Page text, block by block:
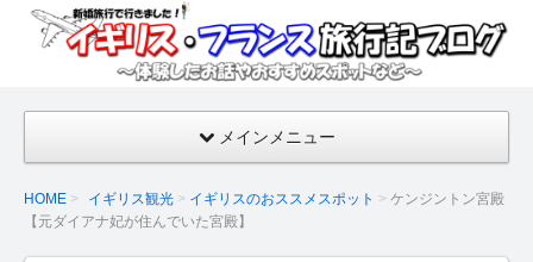
イギ
ンス
旅行
記ブ
メインメニュー
HOME イギリス観光 イギリスのおススメスポット
ケンジントン宮殿
【元ダイアナ妃が住んでいた宮殿】